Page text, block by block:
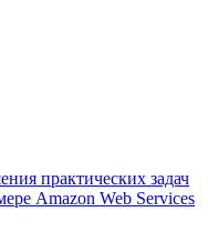
практических задач
Amazon Web Services